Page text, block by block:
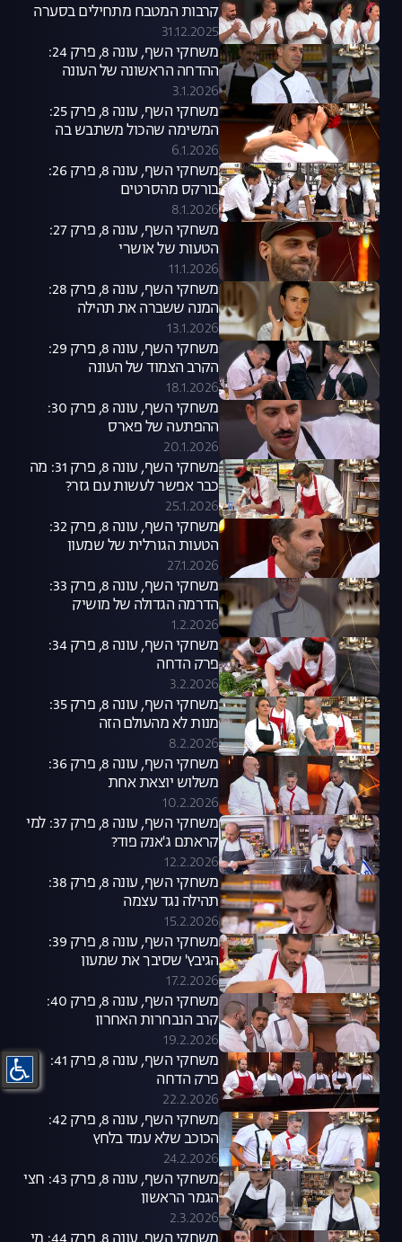
קרבות המטבח מתחילים בסערה
31.12.2025
משחקי השף, עונה 8, פרק 24:
ההדחה הראשונה של העונה
3.1.2026
משחקי השף, עונה 8, פרק 25:
המשימה שהכול משתבש בה
6.1.2026
משחקי השף, עונה 8, פרק 26:
בורקס מהסרטים
8.1.2026
משחקי השף, עונה 8, פרק 27:
הטעות של אושרי
11.1.2026
משחקי השף, עונה 8, פרק 28:
המנה ששברה את תהילה
13.1.2026
משחקי השף, עונה 8, פרק 29:
הקרב הצמוד של העונה
18.1.2026
משחקי השף, עונה 8, פרק 30:
ההפתעה של פארס
20.1.2026
משחקי השף, עונה 8, פרק 31: מה
כבר אפשר לעשות עם גזר?
25.1.2026
משחקי השף, עונה 8, פרק 32:
הטעות הגורלית של שמעון
27.1.2026
משחקי השף, עונה 8, פרק 33:
הדרמה הגדולה של מושיק
1.2.2026
משחקי השף, עונה 8, פרק 34:
פרק הדחה
3.2.2026
משחקי השף, עונה 8, פרק 35:
מנות לא מהעולם הזה
8.2.2026
משחקי השף, עונה 8, פרק 36:
משלוש יוצאת אחת
10.2.2026
משחקי השף, עונה 8, פרק 37: למי
קראתם ג'אנק פוד?
12.2.2026
משחקי השף, עונה 8, פרק 38:
תהילה נגד עצמה
15.2.2026
משחקי השף, עונה 8, פרק 39:
הגיבץ' שסיבך את שמעון
17.2.2026
משחקי השף, עונה 8, פרק 40:
קרב הנבחרות האחרון
19.2.2026
משחקי השף, עונה 8, פרק 41:
פרק הדחה
22.2.2026
משחקי השף, עונה 8, פרק 42:
הכוכב שלא עמד בלחץ
24.2.2026
משחקי השף, עונה 8, פרק 43: חצי
הגמר הראשון
2.3.2026